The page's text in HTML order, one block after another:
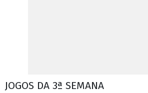
JOGOS DA 3ª SEMANA